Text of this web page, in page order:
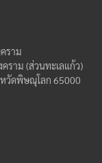
ราม
าม (ส่วนทะเลแก้ว)
วัดพิษณุโลก 65000